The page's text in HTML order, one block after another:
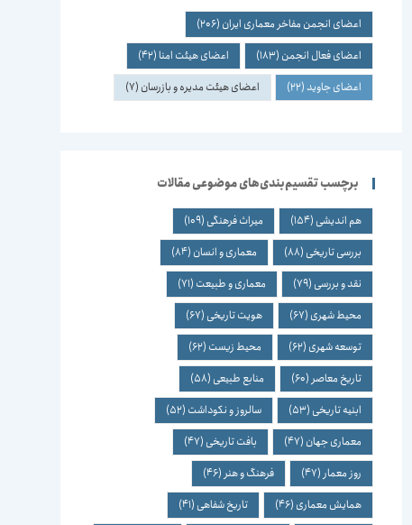
اعضای انجمن مفاخر معماری ایران (206)
اعضای فعال انجمن (183) اعضای هیئت امنا(42)
اعضای جاوید(22) اعضای هیئت مدیره و بازرسان (7)
برچسب تقسیم‌بندی‌های موضوعی مقالات
هم اندیشی (154) میراث فرهنگی (109)
بررسی تاریخی (88) معماری و انسان (84)
نقد و بررسی (79) معماری و طبیعت (71)
محیط شهری (67) هویت تاریخی (67)
توسعه شهری (62) محیط زیست (62)
تاریخ معاصر (60) منابع طبیعی (58)
ابنیه تاریخی (53) سالروز و نکوداشت (52)
معماری جهان (47) بافت تاریخی (47)
روز معمار (47) فرهنگ و هنر (46)
همایش معماری (46) تاریخ شفاهی (41)